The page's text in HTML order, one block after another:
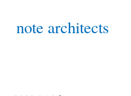
note architects